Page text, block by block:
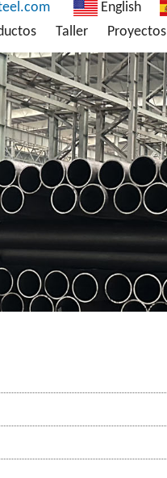
English
Taller Proyectos